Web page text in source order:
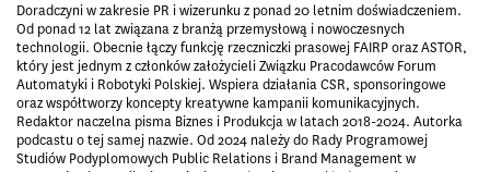
Doradczyni w zakresie PR i wizerunku z ponad 20 letnim doświadczeniem.
Od ponad 12 lat związana z branżą przemysłową i nowoczesnych
technologii. Obecnie łączy funkcję rzeczniczki prasowej FAIRP oraz ASTOR,
który jest jednym z członków założycieli Związku Pracodawców Forum
Automatyki i Robotyki Polskiej. Wspiera działania CSR, sponsoringowe
oraz współtworzy koncepty kreatywne kampanii komunikacyjnych.
Redaktor naczelna pisma Biznes i Produkcja w latach 2018-2024. Autorka
podcastu o tej samej nazwie. Od 2024 należy do Rady Programowej
Studiów Podyplomowych Public Relations i Brand Management w